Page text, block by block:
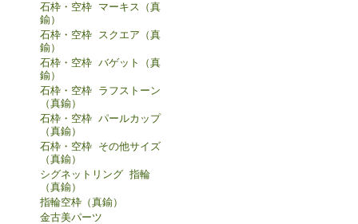
石枠・空枠 マーキス（真
鍮）
石枠・空枠 スクエア（真
鍮）
石枠・空枠 バゲット（真
鍮）
石枠・空枠 ラフストーン
（真鍮）
石枠・空枠 パールカップ
（真鍮）
石枠・空枠 その他サイズ
（真鍮）
シグネットリング 指輪
（真鍮）
指輪空枠（真鍮）
金古美パーツ